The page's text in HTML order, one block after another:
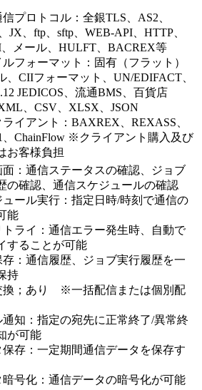
プロトコル：全銀TLS、AS2、
JX、ftp、sftp、WEB-API、HTTP、
、メール、HULFT、BACREX等
フォーマット：固有（フラット）
、CIIフォーマット、UN/EDIFACT、
JEDICOS、流通BMS、百貨店
、CSV、XLSX、JSON
イアント：BAXREX、REXASS、
、ChainFlow ※クライアント購入及び
お客様負担
面：通信ステータスの確認、ジョブ
の確認、通信スケジュールの確認
ュール実行：指定日時/時刻で通信の
能
トライ：通信エラー発生時、自動で
することが可能
：通信履歴、ジョブ実行履歴を一
持
換；あり ※一括配信または個別配
知：指定の宛先に正常終了/異常終
が可能
存：一定期間通信データを保存す
暗号化：通信データの暗号化が可能